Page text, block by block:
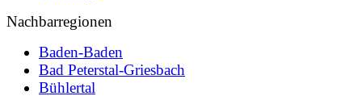
Nachbarregionen
Baden-Baden
Bad Peterstal-Griesbach
Bühlertal